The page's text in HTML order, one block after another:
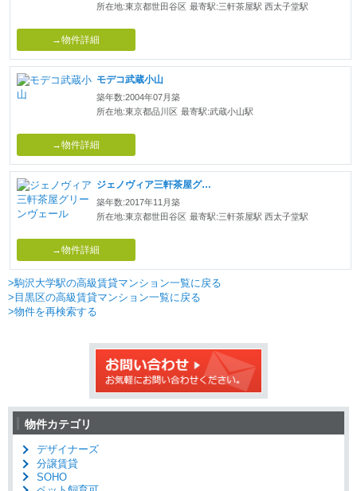
所在地:東京都世田谷区 最寄駅:三軒茶屋駅 西太子堂駅
→物件詳細
モデコ武蔵小山
築年数:2004年07月築
所在地:東京都品川区 最寄駅:武蔵小山駅
→物件詳細
ジェノヴィア三軒茶屋グリーンヴェール
築年数:2017年11月築
所在地:東京都世田谷区 最寄駅:三軒茶屋駅 西太子堂駅
→物件詳細
>駒沢大学駅の高級賃貸マンション一覧に戻る
>目黒区の高級賃貸マンション一覧に戻る
>物件を再検索する
物件カテゴリ
デザイナーズ
分譲賃貸
SOHO